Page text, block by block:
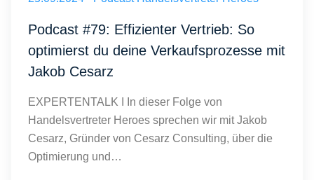
Podcast #79: Effizienter Vertrieb: So
optimierst du deine Verkaufsprozesse mit
Jakob Cesarz
EXPERTENTALK I In dieser Folge von
Handelsvertreter Heroes sprechen wir mit Jakob
Cesarz, Gründer von Cesarz Consulting, über die
Optimierung und…